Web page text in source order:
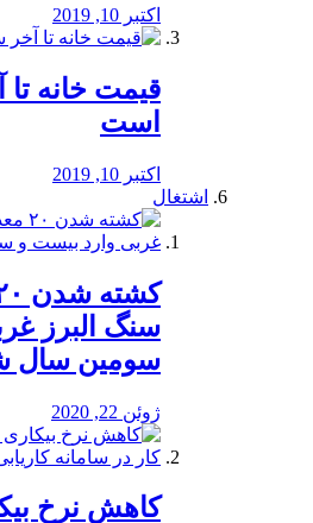
اکتبر 10, 2019
قیمت خانه
است
اکتبر 10, 2019
اشتغال
سنگ البرز
سومین سال
ژوئن 22, 2020